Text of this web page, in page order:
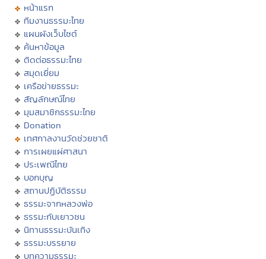
หน้าแรก
ทีมงานธรรมะไทย
แผนผังเว็บไซต์
ค้นหาข้อมูล
ติดต่อธรรมะไทย
สมุดเยี่ยม
เครือข่ายธรรมะ
สัญลักษณ์ไทย
มุมสมาชิกธรรมะไทย
Donation
เทศกาลงานวัดช่วยชาติ
การเผยแผ่ศาสนา
ประเพณีไทย
บอกบุญ
สถานปฏิบัติธรรม
ธรรมะจากหลวงพ่อ
ธรรมะกับเยาวชน
นิทานธรรมะบันเทิง
ธรรมะบรรยาย
บทความธรรมะ